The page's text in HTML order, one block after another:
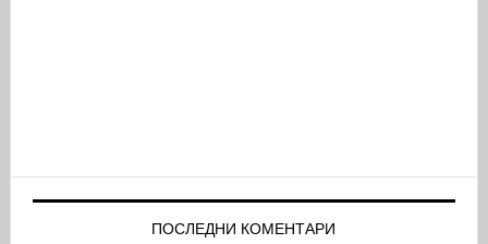
ПОСЛЕДНИ КОМЕНТАРИ